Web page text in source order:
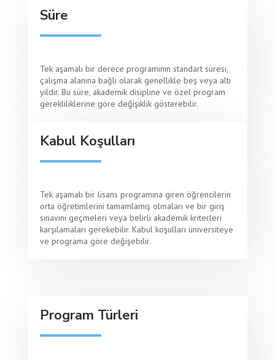
Süre
Tek aşamalı bir derece programının standart süresi,
çalışma alanına bağlı olarak genellikle beş veya altı
yıldır. Bu süre, akademik disipline ve özel program
gerekliliklerine göre değişiklik gösterebilir.
Kabul Koşulları
Tek aşamalı bir lisans programına giren öğrencilerin
orta öğretimlerini tamamlamış olmaları ve bir giriş
sınavını geçmeleri veya belirli akademik kriterleri
karşılamaları gerekebilir. Kabul koşulları üniversiteye
ve programa göre değişebilir.
Program Türleri